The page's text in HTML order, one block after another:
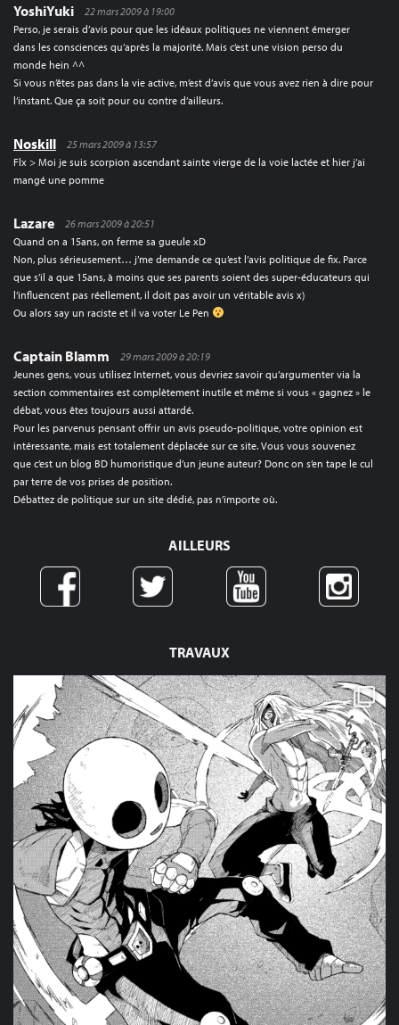
TRAVAUX
YoshiYuki
22 mars 2009 à 19:00
Perso, je serais d’avis pour que les idéaux politiques ne viennent émerger
dans les consciences qu’après la majorité. Mais c’est une vision perso du
monde hein ^^
Si vous n’êtes pas dans la vie active, m’est d’avis que vous avez rien à dire pour
l’instant. Que ça soit pour ou contre d’ailleurs.
Noskill
25 mars 2009 à 13:57
Flx > Moi je suis scorpion ascendant sainte vierge de la voie lactée et hier j’ai
mangé une pomme
Lazare
26 mars 2009 à 20:51
Quand on a 15ans, on ferme sa gueule xD
Non, plus sérieusement… j’me demande ce qu’est l’avis politique de fix. Parce
que s’il a que 15ans, à moins que ses parents soient des super-éducateurs qui
l’influencent pas réellement, il doit pas avoir un véritable avis x)
Ou alors say un raciste et il va voter Le Pen
Captain Blamm
29 mars 2009 à 20:19
Jeunes gens, vous utilisez Internet, vous devriez savoir qu’argumenter via la
section commentaires est complètement inutile et même si vous « gagnez » le
débat, vous êtes toujours aussi attardé.
Pour les parvenus pensant offrir un avis pseudo-politique, votre opinion est
intéressante, mais est totalement déplacée sur ce site. Vous vous souvenez
que c’est un blog BD humoristique d’un jeune auteur? Donc on s’en tape le cul
par terre de vos prises de position.
Débattez de politique sur un site dédié, pas n’importe où.
AILLEURS